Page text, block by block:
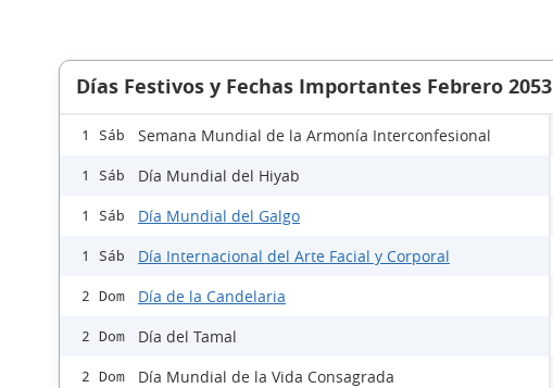
Días Festivos y Fechas Importantes Febrero 2053
1 Sáb Semana Mundial de la Armonía Interconfesional
1 Sáb Día Mundial del Hiyab
1 Sáb Día Mundial del Galgo
1 Sáb Día Internacional del Arte Facial y Corporal
2 Dom Día de la Candelaria
2 Dom Día del Tamal
2 Dom Día Mundial de la Vida Consagrada